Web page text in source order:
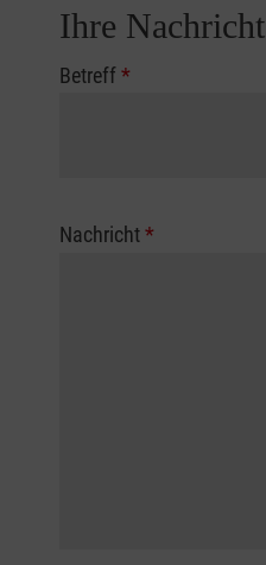
Ihre Nachricht
Betreff*
Nachricht*